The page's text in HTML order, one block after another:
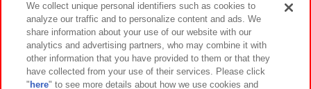
イベント・キャンペーン
We collect unique personal identifiers such as cookies to
analyze our traffic and to personalize content and ads. We
share information about your use of our website with our
analytics and advertising partners, who may combine it with
other information that you have provided to them or that they
have collected from your use of their services. Please click
" here" to see more details about how we use cookies and